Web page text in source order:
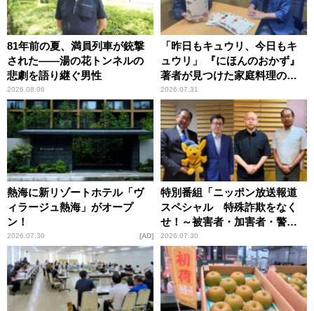
81年前の夏、満員列車が銃撃
された――湯の花トンネルの
悲劇を語り継ぐ男性
2026.08.06
「昨日もキュウリ、今日もキ
ュウリ」 『にほんのおかず』
著者が見つけた家庭料理の知
恵
2026.07.31
熱海に新リゾートホテル「ヴ
ィラージュ熱海」がオープ
ン！
2026.07.30 AD
特別番組「ニッポン放送報道
スペシャル 特殊詐欺をなく
せ！～被害者・加害者・警視
庁が語るトクリュウの実態
～」放送
2026.07.30